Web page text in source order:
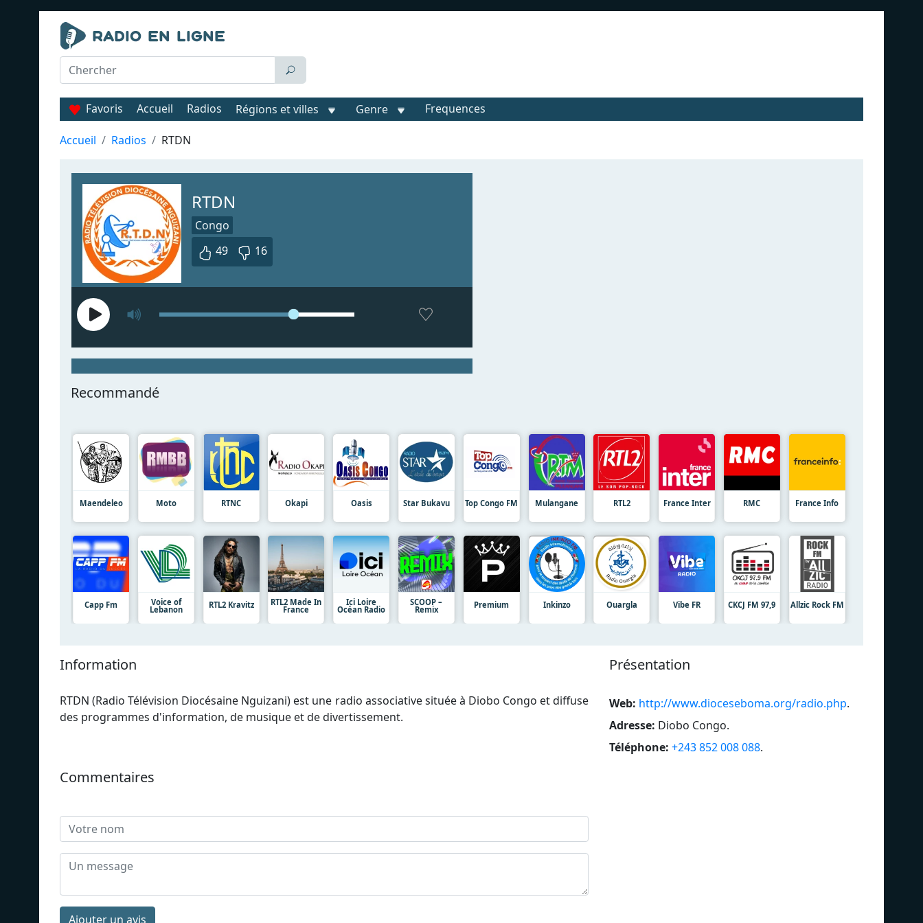
Favoris Accueil Radios Régions et villes Genre Frequences
Accueil Radios RTDN
RTDN
Congo
49
16
Recommandé
Maendeleo Moto RTNC Okapi Oasis Star Bukavu Top Congo FM Mulangane RTL2 France Inter RMC France Info
Capp Fm Voice of
Lebanon RTL2 Kravitz RTL2 Made In
France
Ici Loire
Océan Radio
SCOOP –
Remix Premium Inkinzo Ouargla Vibe FR CKCJ FM 97,9 Allzic Rock FM
Information
RTDN (Radio Télévision Diocésaine Nguizani) est une radio associative située à Diobo Congo et diffuse
des programmes d'information, de musique et de divertissement.
Présentation
Web: http://www.dioceseboma.org/radio.php.
Adresse: Diobo Congo.
Téléphone: +243 852 008 088.
Commentaires
Ajouter un avis